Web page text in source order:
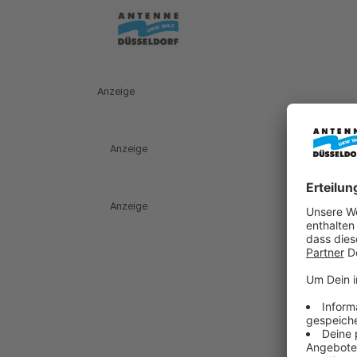
Anzeige
Anzeige
Anzeige